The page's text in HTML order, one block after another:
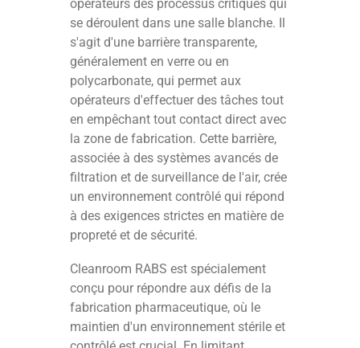
opérateurs des processus critiques qui
se déroulent dans une salle blanche. Il
s'agit d'une barrière transparente,
généralement en verre ou en
polycarbonate, qui permet aux
opérateurs d'effectuer des tâches tout
en empêchant tout contact direct avec
la zone de fabrication. Cette barrière,
associée à des systèmes avancés de
filtration et de surveillance de l'air, crée
un environnement contrôlé qui répond
à des exigences strictes en matière de
propreté et de sécurité.
Cleanroom RABS est spécialement
conçu pour répondre aux défis de la
fabrication pharmaceutique, où le
maintien d'un environnement stérile et